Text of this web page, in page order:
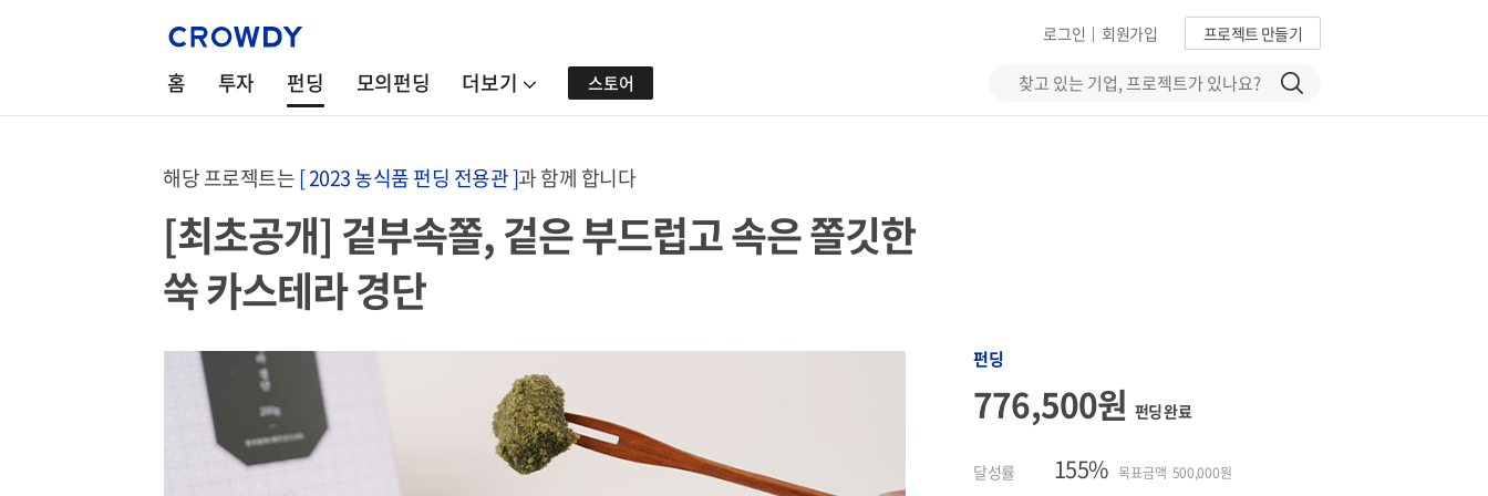
프로젝트 만들기
회원가입
|
로그인
홈 투자 펀딩 모의펀딩 더보기 스토어
해당 프로젝트는[ 2023 농식품 펀딩 전용관 ]과 함께 합니다
[최초공개] 겉부속쫄, 겉은 부드럽고 속은 쫄깃한
쑥 카스테라 경단
펀딩
776,500원 펀딩 완료
달성률 155% 목표금액 500,000원